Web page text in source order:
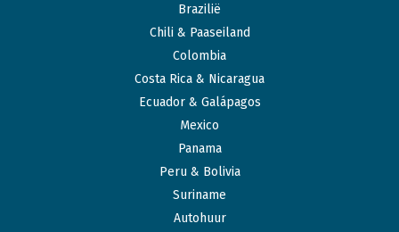
Brazilië
Chili & Paaseiland
Colombia
Costa Rica & Nicaragua
Ecuador & Galápagos
Mexico
Panama
Peru & Bolivia
Suriname
Autohuur